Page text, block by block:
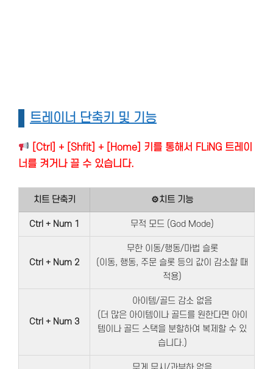
트레이너 단축키 및 기능
[Ctrl] + [Shfit] + [Home] 키를 통해서 FLiNG 트레이
너를 켜거나 끌 수 있습니다.
치트 단축키 ⚙치트 기능
Ctrl + Num 1 무적 모드 (God Mode)
Ctrl + Num 2
무한 이동/행동/마법 슬롯
(이동, 행동, 주문 슬롯 등의 값이 감소할 때
적용)
Ctrl + Num 3
아이템/골드 감소 없음
(더 많은 아이템이나 골드를 원한다면 아이
템이나 골드 스택을 분할하여 복제할 수 있
습니다.)